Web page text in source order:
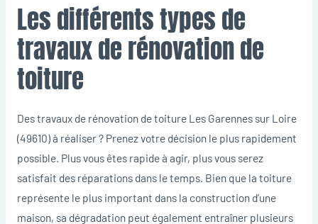
Les différents types de
travaux de rénovation de
toiture
Des travaux de rénovation de toiture Les Garennes sur Loire
(49610) à réaliser ? Prenez votre décision le plus rapidement
possible. Plus vous êtes rapide à agir, plus vous serez
satisfait des réparations dans le temps. Bien que la toiture
représente le plus important dans la construction d’une
maison, sa dégradation peut également entraîner plusieurs